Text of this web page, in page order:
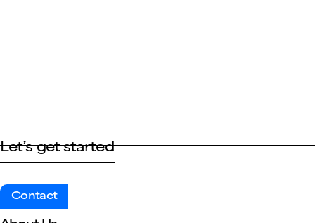
Let’s get started
Contact